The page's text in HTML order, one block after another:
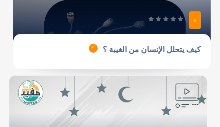
0
كيف يتحلل الإنسان من الغيبة ؟